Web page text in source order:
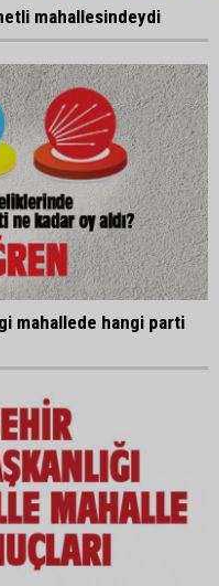
mahallesindeydi
mahallede hangi parti